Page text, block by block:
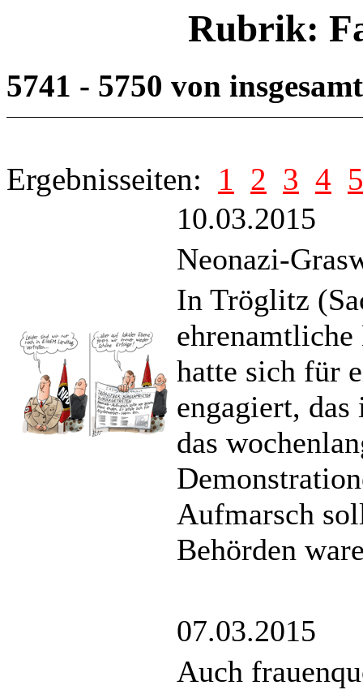
Rubrik:
5741 - 5750 von
Ergebnisseiten: 1 2 3 4 5
10.03.2015
Neonazi-
In Tröglitz
hatte sich für
engagiert,
das
Aufmarsch
Behörden
07.03.2015
Auch